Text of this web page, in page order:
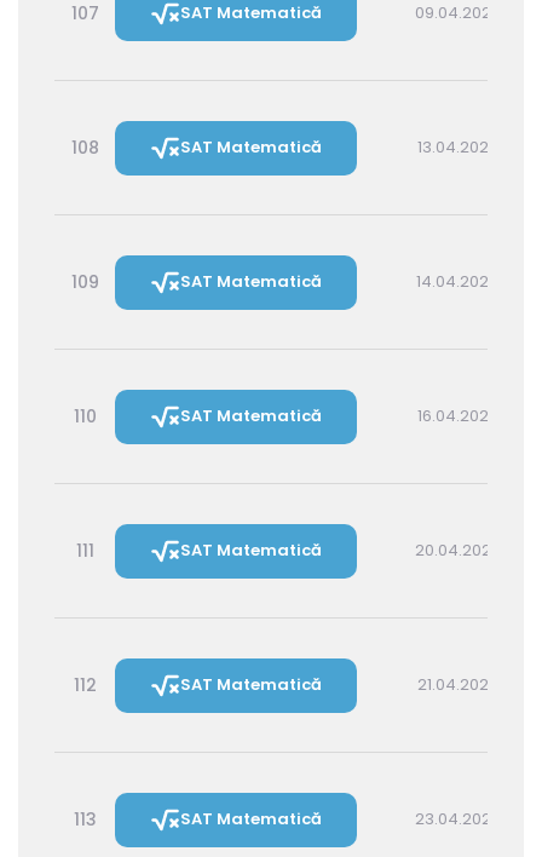
107 SAT Matematică 09.04.2027 16:00
108 SAT Matematică 13.04.2027 16:00
109 SAT Matematică 14.04.2027 14:30
110 SAT Matematică 16.04.2027 16:00
111 SAT Matematică 20.04.2027 16:00
112 SAT Matematică 21.04.2027 14:30
113 SAT Matematică 23.04.2027 16:00